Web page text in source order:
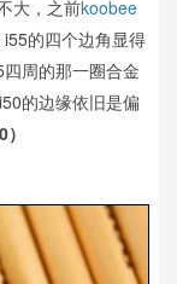
大，之前koobee
的四个边角显得
周的那一圈合金
的边缘依旧是偏